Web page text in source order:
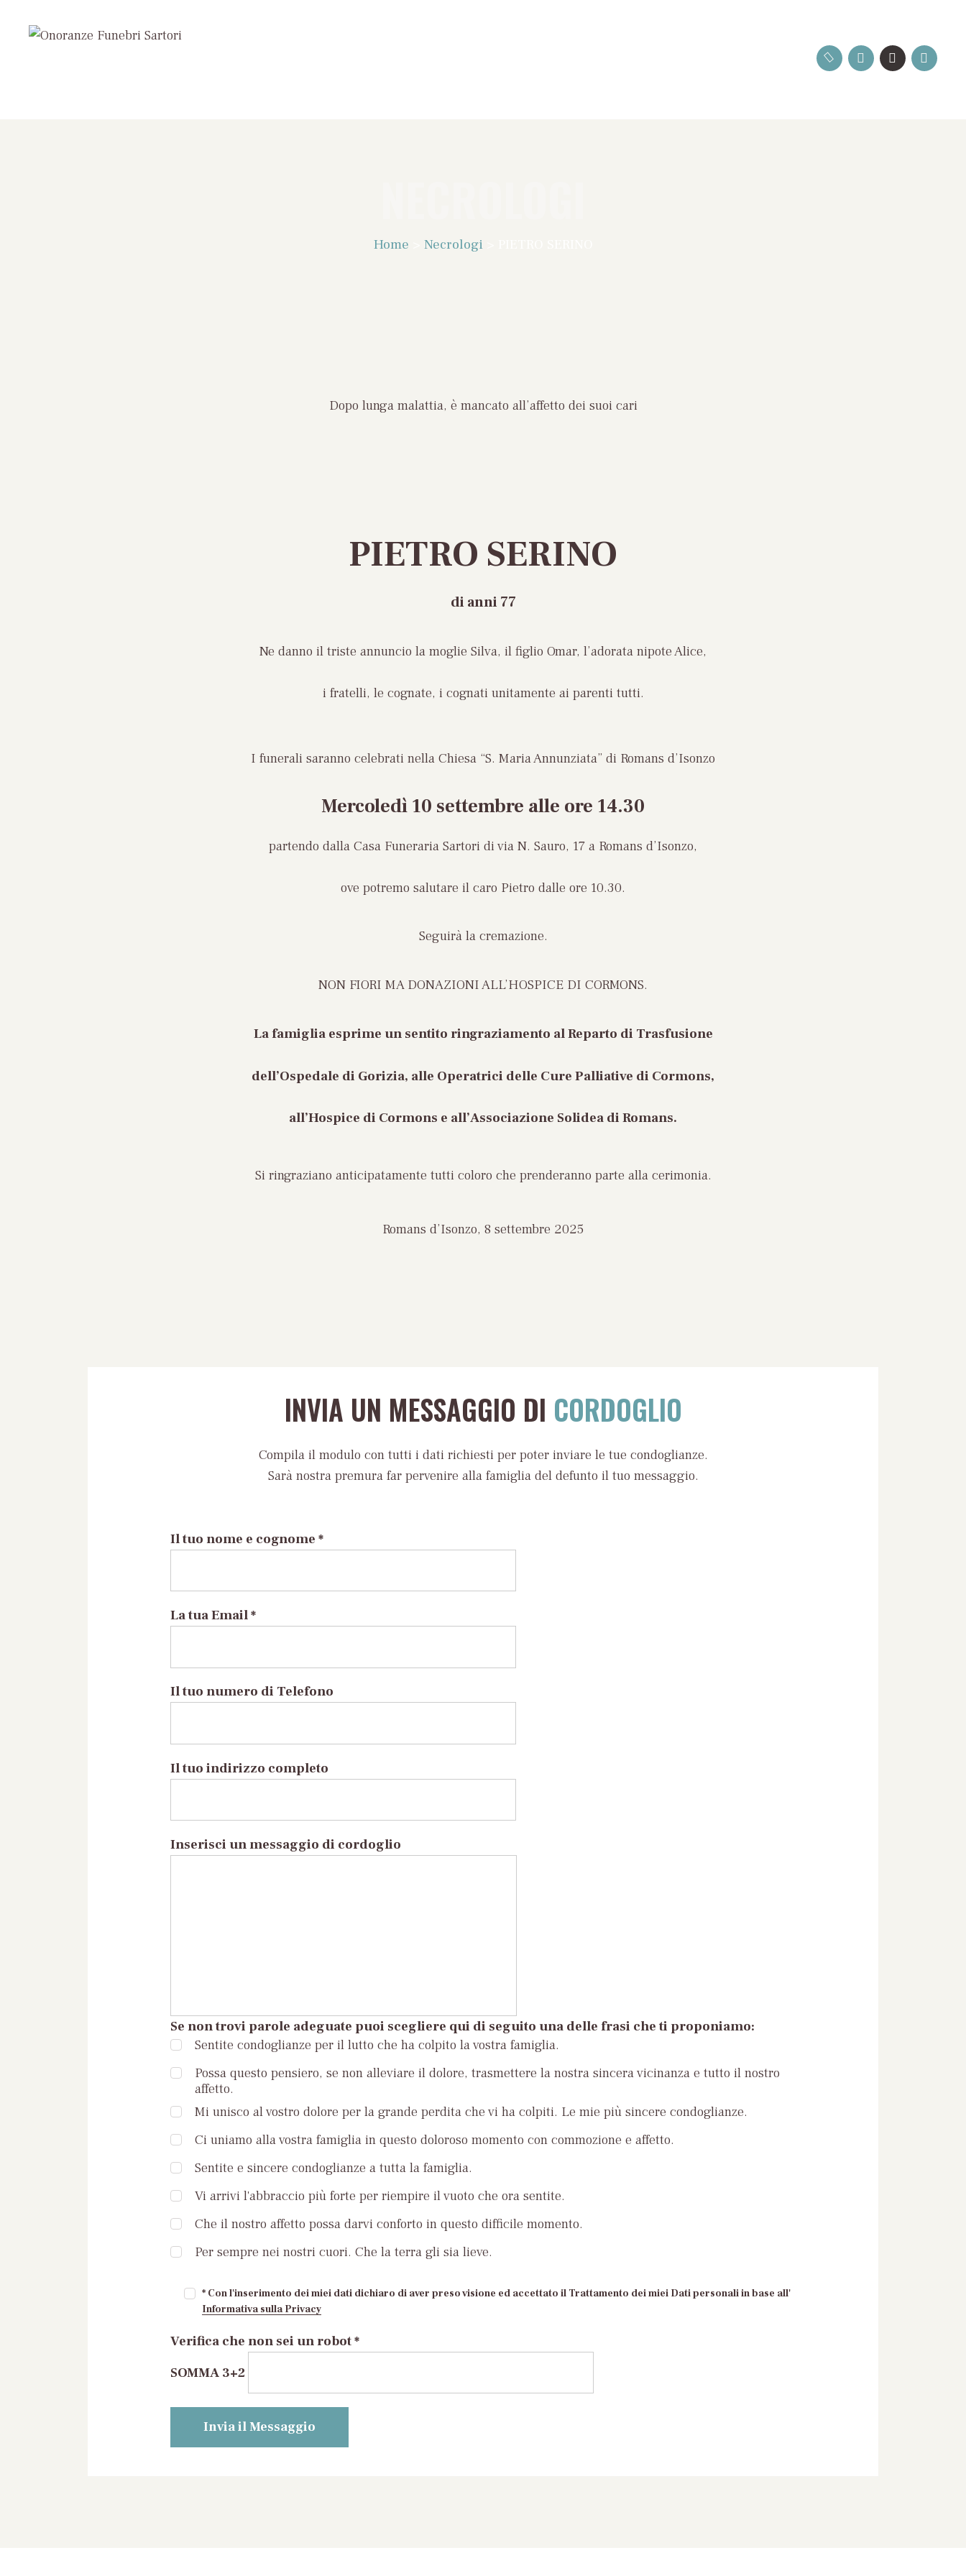
Home Necrologi>
Dopo lunga malattia, è mancato all’affetto dei suoi cari
PIETRO SERINO
di anni 77
Ne danno il triste annuncio la moglie Silva, il figlio Omar, l’adorata nipote Alice,
i fratelli, le cognate, i cognati unitamente ai parenti tutti.
I funerali saranno celebrati nella Chiesa “S. Maria Annunziata” di Romans d’Isonzo
Mercoledì 10 settembre alle ore 14.30
partendo dalla Casa Funeraria Sartori di via N. Sauro, 17 a Romans d’Isonzo,
ove potremo salutare il caro Pietro dalle ore 10.30.
Seguirà la cremazione.
NON FIORI MA DONAZIONI ALL’HOSPICE DI CORMONS.
La famiglia esprime un sentito ringraziamento al Reparto di Trasfusione
dell’Ospedale di Gorizia, alle Operatrici delle Cure Palliative di Cormons,
all’Hospice di Cormons e all’Associazione Solidea di Romans.
Si ringraziano anticipatamente tutti coloro che prenderanno parte alla cerimonia.
Romans d’Isonzo, 8 settembre 2025
INVIA UN MESSAGGIO DI CORDOGLIO
Compila il modulo con tutti i dati richiesti per poter inviare le tue condoglianze.
Sarà nostra premura far pervenire alla famiglia del defunto il tuo messaggio.
Il tuo nome e cognome *
La tua Email *
Il tuo numero di Telefono
Il tuo indirizzo completo
Inserisci un messaggio di cordoglio
Se non trovi parole adeguate puoi scegliere qui di seguito una delle frasi che ti proponiamo:
Sentite condoglianze per il lutto che ha colpito la vostra famiglia.
Possa questo pensiero, se non alleviare il dolore, trasmettere la nostra sincera vicinanza e tutto il nostro
affetto.
Mi unisco al vostro dolore per la grande perdita che vi ha colpiti. Le mie più sincere condoglianze.
Ci uniamo alla vostra famiglia in questo doloroso momento con commozione e affetto.
Sentite e sincere condoglianze a tutta la famiglia.
Vi arrivi l'abbraccio più forte per riempire il vuoto che ora sentite.
Che il nostro affetto possa darvi conforto in questo difficile momento.
Per sempre nei nostri cuori. Che la terra gli sia lieve.
* Con l'inserimento dei miei dati dichiaro di aver preso visione ed accettato il Trattamento dei miei Dati personali in base all'
Informativa sulla Privacy
Verifica che non sei un robot *
SOMMA 3+2